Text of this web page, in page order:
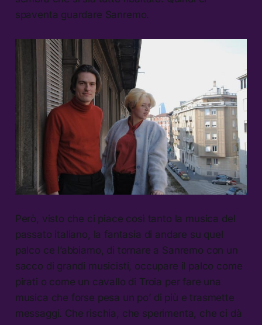
spaventa guardare Sanremo.
Però, visto che ci piace così tanto la musica del
passato italiano, la fantasia di andare su quel
palco ce l’abbiamo, di tornare a Sanremo con un
sacco di grandi musicisti, occupare il palco come
pirati o come un cavallo di Troia per fare una
musica che forse pesa un po’ di più e trasmette
messaggi. Che rischia, che sperimenta, che ci dà